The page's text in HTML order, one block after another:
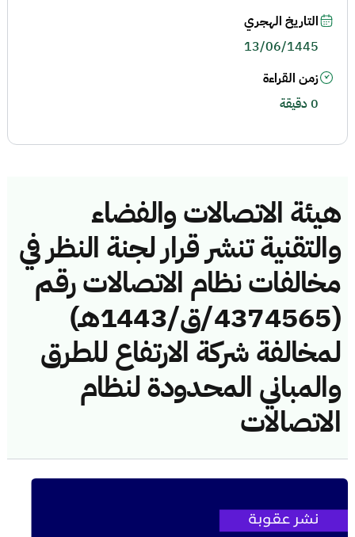
هيئة الاتصالات والفضاء
والتقنية تنشر قرار لجنة النظر في
مخالفات نظام الاتصالات رقم
(4374565/ق/1443هـ)
لمخالفة شركة الارتفاع للطرق
والمباني المحدودة لنظام
الاتصالات
التاريخ الهجري
13/06/1445
زمن القراءة
0 دقيقة